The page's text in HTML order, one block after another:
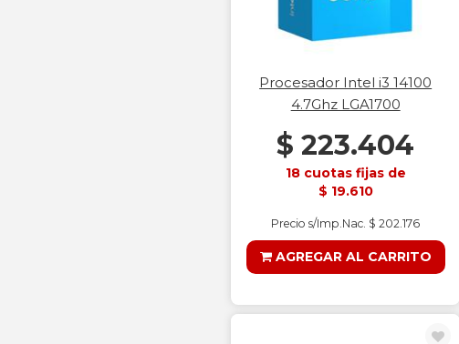
Procesador Intel i3 14100
4.7Ghz LGA1700
$ 223.404
18 cuotas fijas de
$ 19.610
Precio s/Imp.Nac. $ 202.176
AGREGAR AL CARRITO